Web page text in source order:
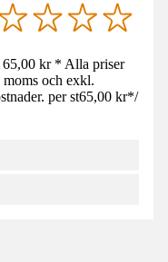
kr * Alla priser
och exkl.
per st65,00 kr*/